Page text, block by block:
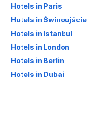
Hotels in Paris
Hotels in Świnoujście
Hotels in Istanbul
Hotels in London
Hotels in Berlin
Hotels in Dubai